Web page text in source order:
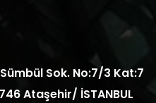
Sok. No:7/3 Kat:7
Ataşehir/ İSTANBUL